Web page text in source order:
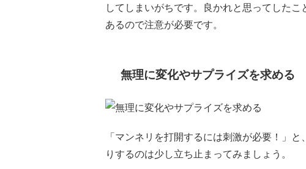
してしまいがちです。良かれと思ってした
あるので注意が必要です。
無理に変化やサプライズを求める
「マンネリを打開するには刺激が必要！」
りするのは少し立ち止まってみましょう。